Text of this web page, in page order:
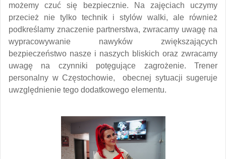
możemy czuć się bezpiecznie. Na zajęciach uczymy
przecież nie tylko technik i stylów walki, ale również
podkreślamy znaczenie partnerstwa, zwracamy uwagę na
wypracowywanie nawyków zwiększających
bezpieczeństwo nasze i naszych bliskich oraz zwracamy
uwagę na czynniki potęgujące zagrożenie. Trener
personalny w Częstochowie, obecnej sytuacji sugeruje
uwzględnienie tego dodatkowego elementu.